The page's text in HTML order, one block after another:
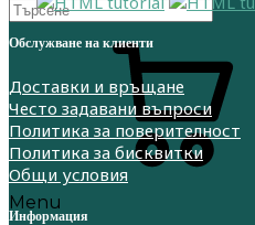
Menu
Обслужване на клиенти
Доставки и връщане
Често задавани въпроси
Политика за поверителност
Политика за бисквитки
Общи условия
Информация